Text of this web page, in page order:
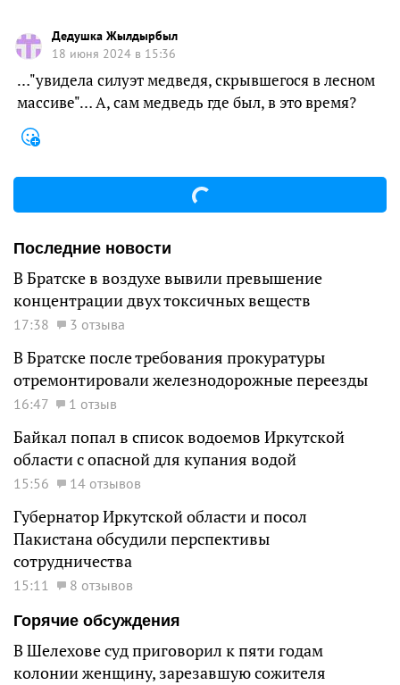
Дедушка Жылдырбыл
18 июня 2024 в 15:36
…"увидела силуэт медведя, скрывшегося в лесном
массиве"… А, сам медведь где был, в это время?
Последние новости
В Братске в воздухе вывили превышение
концентрации двух токсичных веществ
17:38 3 отзыва
В Братске после требования прокуратуры
отремонтировали железнодорожные переезды
16:47 1 отзыв
Байкал попал в список водоемов Иркутской
области с опасной для купания водой
15:56 14 отзывов
Губернатор Иркутской области и посол
Пакистана обсудили перспективы
сотрудничества
15:11
8 отзывов
Горячие обсуждения
В Шелехове суд приговорил к пяти годам
колонии женщину, зарезавшую сожителя